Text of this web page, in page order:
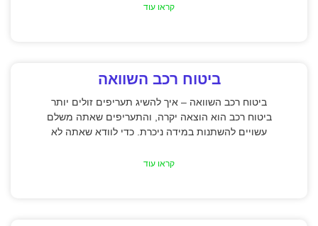
קראו עוד
ביטוח רכב השוואה
ביטוח רכב השוואה – איך להשיג תעריפים זולים יותר
ביטוח רכב הוא הוצאה יקרה, והתעריפים שאתה משלם
עשויים להשתנות במידה ניכרת. כדי לוודא שאתה לא
קראו עוד